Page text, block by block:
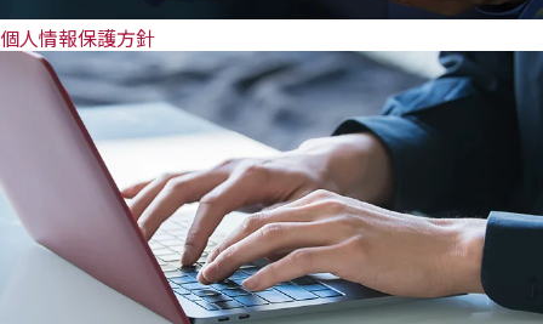
個人情報保護方針